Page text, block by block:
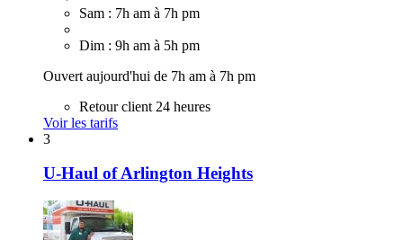
Sam : 7h am à 7h pm
Dim : 9h am à 5h pm
Ouvert aujourd'hui de 7h am à 7h pm
Retour client 24 heures
Voir les tarifs
3
U-Haul of Arlington Heights